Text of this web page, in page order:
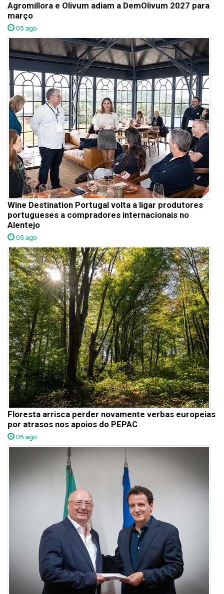
Agromillora e Olivum adiam a DemOlivum 2027 para
março
05 ago
Wine Destination Portugal volta a ligar produtores
portugueses a compradores internacionais no
Alentejo
05 ago
Floresta arrisca perder novamente verbas europeias
por atrasos nos apoios do PEPAC
05 ago